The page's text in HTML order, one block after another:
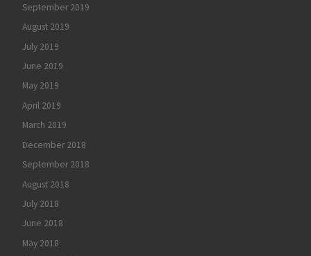
September 2019
August 2019
July 2019
June 2019
May 2019
April 2019
March 2019
December 2018
September 2018
August 2018
July 2018
June 2018
May 2018